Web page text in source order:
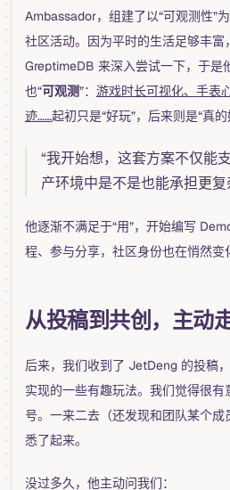
Ambassador，组建了以“可观测性”
社区活动。因为平时的生活足够丰
GreptimeDB 来深入尝试一下，于是
也“可观测”： 游戏时长可视化、手表
迹……起初只是“好玩”，后来则是“真的
“我开始想，这套方案不仅能
产环境中是不是也能承担更
他逐渐不满足于“用”，开始编写
程、参与分享，社区身份也在悄然变
从投稿到共创，主动
后来，我们收到了 JetDeng 的投稿
实现的一些有趣玩法。我们觉得很
号。一来二去（还发现和团队某个
悉了起来。
没过多久，他主动问我们：